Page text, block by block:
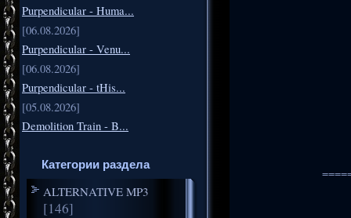
Purpendicular - Huma...
[06.08.2026]
Purpendicular - Venu...
[06.08.2026]
Purpendicular - tHis...
[05.08.2026]
Demolition Train - B...
Категории раздела
ALTERNATIVE MP3
[146]